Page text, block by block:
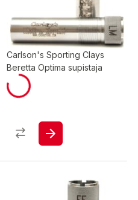
Carlson's Sporting Clays
Beretta Optima supistaja